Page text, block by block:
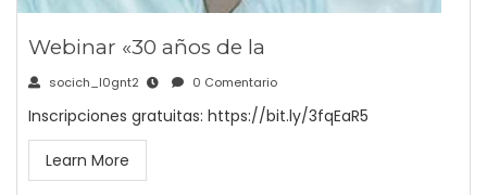
Webinar «30 años de la
socich_l0gnt2 0 Comentario
Inscripciones gratuitas: https://bit.ly/3fqEaR5
Learn More